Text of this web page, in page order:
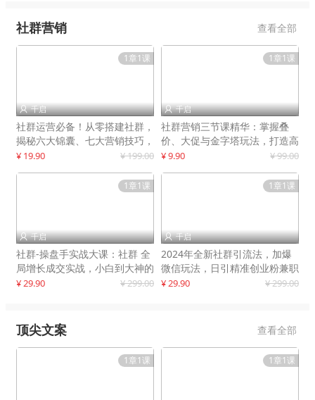
社群营销 查看全部
1章1课
 千启
社群运营必备！从零搭建社群，
揭秘六大锦囊、七大营销技巧，
打造火爆社群
¥ 19.90 ¥ 199.00
1章1课
 千启
社群营销三节课精华：掌握叠
价、大促与金字塔玩法，打造高
效营销体系
¥ 9.90 ¥ 99.00
1章1课
 千启
社群-操盘手实战大课：社群 全
局增长成交实战，小白到大神的
进阶之路
¥ 29.90 ¥ 299.00
1章1课
 千启
2024年全新社群引流法，加爆
微信玩法，日引精准创业粉兼职
粉200+
¥ 29.90 ¥ 299.00
顶尖文案 查看全部
1章1课 1章1课